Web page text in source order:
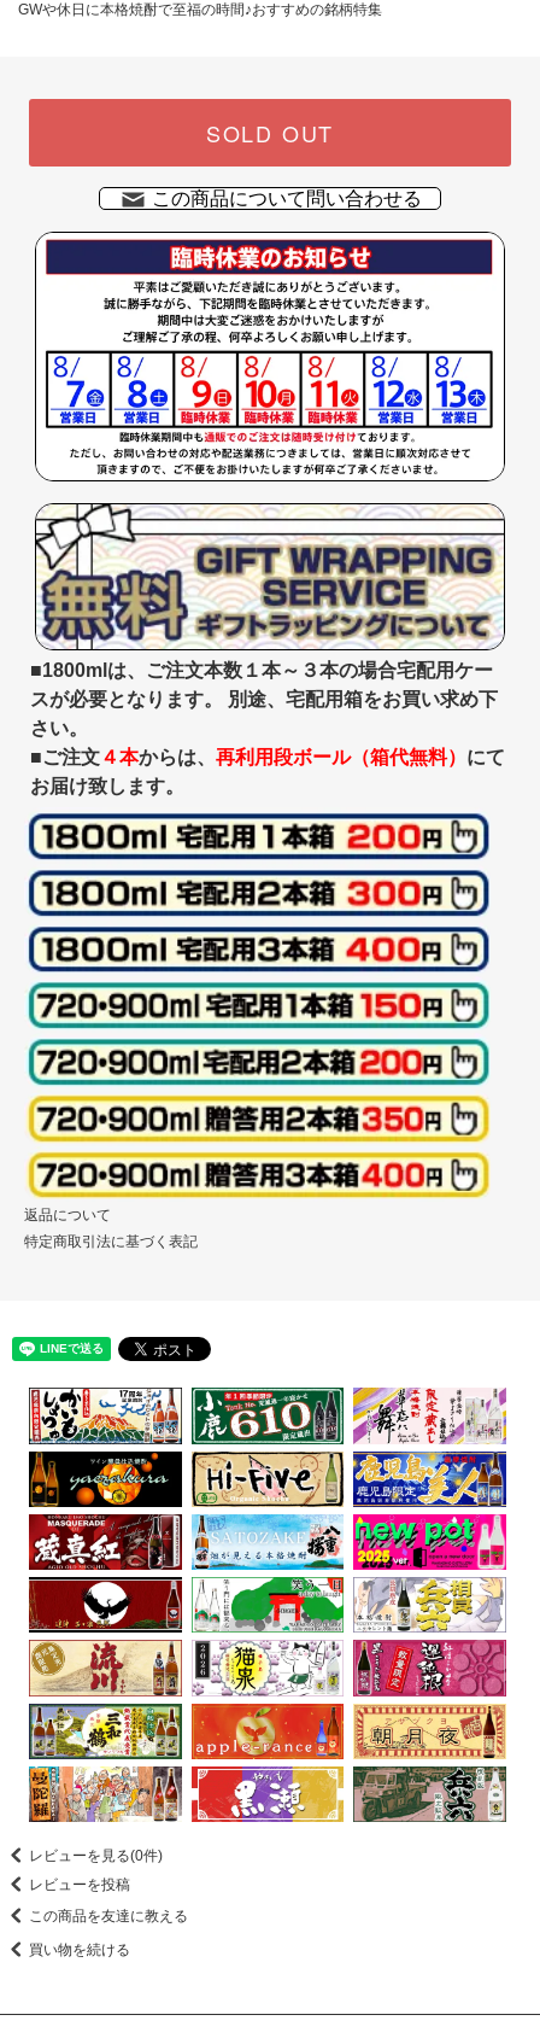
GWや休日に本格焼酎で至福の時間♪おすすめの銘柄特集
SOLD OUT
この商品について問い合わせる
■1800mlは、ご注文本数１本～３本の場合宅配用ケー
スが必要となります。 別途、宅配用箱をお買い求め下
さい。
■ご注文４本からは、 再利用段ボール（箱代無料） にて
お届け致します。
返品について
特定商取引法に基づく表記
レビューを見る(0件)
レビューを投稿
この商品を友達に教える
買い物を続ける